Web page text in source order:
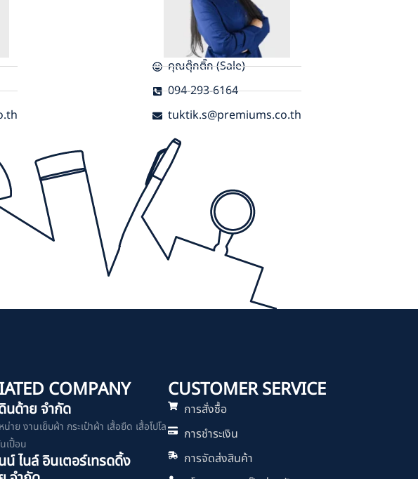
คุณตุ๊กติ๊ก (Sale)
094-293-6164
tuktik.s@premiums.co.th
COMPANY
นด้าย จำกัด
าย งานเย็บผ้า กระเป๋าผ้า เสื้อยืด เสื้อโปโล
เปื้อน
น์ ไนล์ อินเตอร์เทรดดิ้ง
CUSTOMER SERVICE
การสั่งซื้อ
การชำระเงิน
การจัดส่งสินค้า